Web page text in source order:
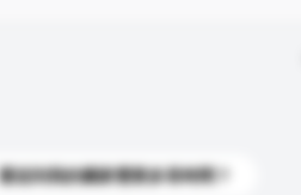
運送到我的國家需要多長時間？